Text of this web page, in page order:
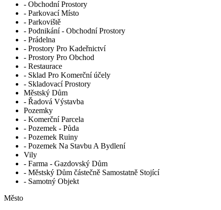
- Obchodní Prostory
- Parkovací Místo
- Parkoviště
- Podnikání - Obchodní Prostory
- Prádelna
- Prostory Pro Kadeřnictví
- Prostory Pro Obchod
- Restaurace
- Sklad Pro Komerční účely
- Skladovací Prostory
Městský Dům
- Řadová Výstavba
Pozemky
- Komerční Parcela
- Pozemek - Půda
- Pozemek Ruiny
- Pozemek Na Stavbu A Bydlení
Vily
- Farma - Gazdovský Dům
- Městský Dům částečně Samostatně Stojící
- Samotný Objekt
Město